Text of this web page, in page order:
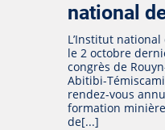
national
L’Institut
le 2 octobre
congrès de
Abitibi-
rendez-vous
formation
de[...]